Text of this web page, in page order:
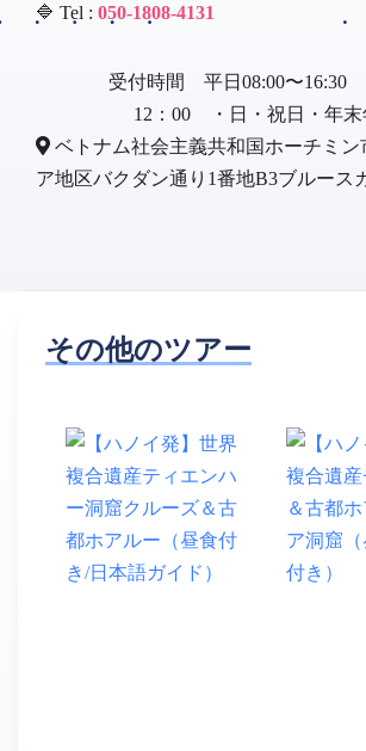
🔷 Tel : 050-1808-4131
受付時間 平日08:00〜16:30
12：00 ・日・祝日・年末
ベトナム社会主義共和国ホーチミン
ア地区バクダン通り1番地B3ブルース
その他のツアー